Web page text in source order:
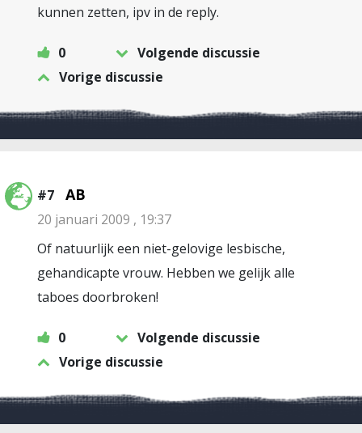
kunnen zetten, ipv in de reply.
0
Volgende discussie
Vorige discussie
#7 AB
20 januari 2009 , 19:37
Of natuurlijk een niet-gelovige lesbische,
gehandicapte vrouw. Hebben we gelijk alle
taboes doorbroken!
0
Volgende discussie
Vorige discussie